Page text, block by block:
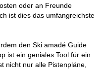
oder an Freunde
ist dies das umfangreichste
den Ski amadé Guide
ist ein geniales Tool für ein
nicht nur alle Pistenpläne,